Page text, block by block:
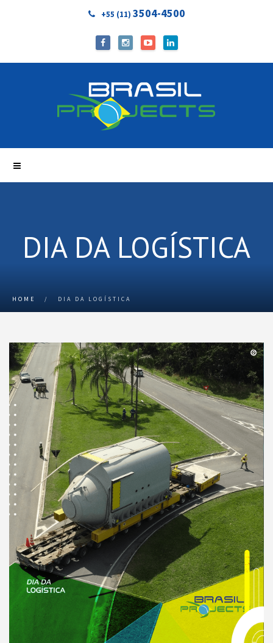
+55 (11) 3504-4500
DIA DA LOGÍSTICA
HOME / DIA DA LOGÍSTICA